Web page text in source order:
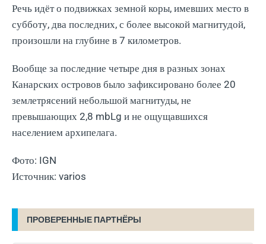
Речь идёт о подвижках земной коры, имевших место в
субботу, два последних, с более высокой магнитудой,
произошли на глубине в 7 километров.
Вообще за последние четыре дня в разных зонах
Канарских островов было зафиксировано более 20
землетрясений небольшой магнитуды, не
превышающих 2,8 mbLg и не ощущавшихся
населением архипелага.
Фото: IGN
Источник: varios
ПРОВЕРЕННЫЕ ПАРТНЁРЫ